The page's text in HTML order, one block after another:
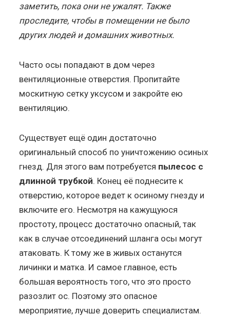
заметить, пока они не ужалят. Также
проследите, чтобы в помещении не было
других людей и домашних животных.
Часто осы попадают в дом через
вентиляционные отверстия. Пропитайте
москитную сетку уксусом и закройте ею
вентиляцию.
Существует ещё один достаточно
оригинальный способ по уничтожению осиных
гнезд. Для этого вам потребуется пылесос с
длинной трубкой. Конец её поднесите к
отверстию, которое ведет к осиному гнезду и
включите его. Несмотря на кажущуюся
простоту, процесс достаточно опасный, так
как в случае отсоединений шланга осы могут
атаковать. К тому же в живых останутся
личинки и матка. И самое главное, есть
большая вероятность того, что это просто
разозлит ос. Поэтому это опасное
мероприятие, лучше доверить специалистам.